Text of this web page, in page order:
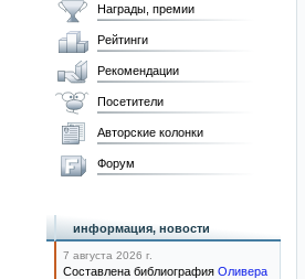
Награды, премии
Рейтинги
Рекомендации
Посетители
Авторские колонки
Форум
информация, новости
7 августа 2026 г.
Составлена библиография Оливера